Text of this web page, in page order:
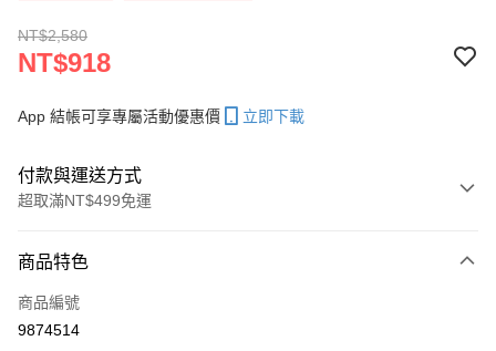
NT$2,580
NT$918
App 結帳可享專屬活動優惠價 立即下載
付款與運送方式
超取滿NT$499免運
信用卡一次付款
信用卡分期付款
商品特色
商品編號
9874514